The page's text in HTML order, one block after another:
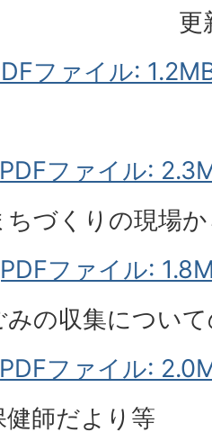
更
ファイル:
ファイル:
ちづくりの現場
ファイル:
みの収集につい
ファイル:
師だより等